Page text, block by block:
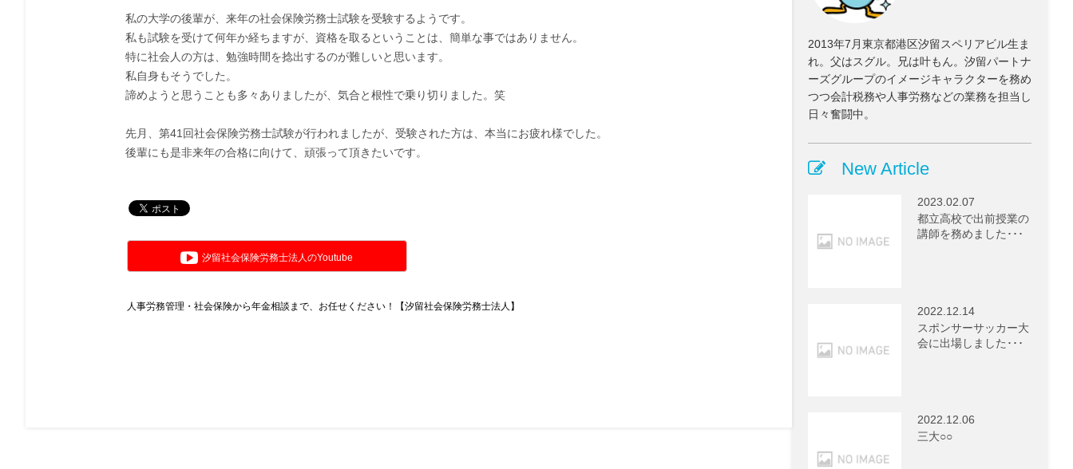
私の大学の後輩が、来年の社会保険労務士試験を受験するようです。
私も試験を受けて何年か経ちますが、資格を取るということは、簡単な事ではありません。
特に社会人の方は、勉強時間を捻出するのが難しいと思います。
私自身もそうでした。
諦めようと思うことも多々ありましたが、気合と根性で乗り切りました。笑
先月、第41回社会保険労務士試験が行われましたが、受験された方は、本当にお疲れ様でした。
後輩にも是非来年の合格に向けて、頑張って頂きたいです。
汐留社会保険労務士法人のYoutube
人事労務管理・社会保険から年金相談まで、お任せください！【汐留社会保険労務士法人】
2013年7月東京都港区汐留スペリアビル生ま
れ。父はスグル。兄は叶もん。汐留パートナ
ーズグループのイメージキャラクターを務め
つつ会計税務や人事労務などの業務を担当し
日々奮闘中。
New Article
2023.02.07
都立高校で出前授業の
講師を務めました･･･
2022.12.14
スポンサーサッカー大
会に出場しました･･･
2022.12.06
三大○○